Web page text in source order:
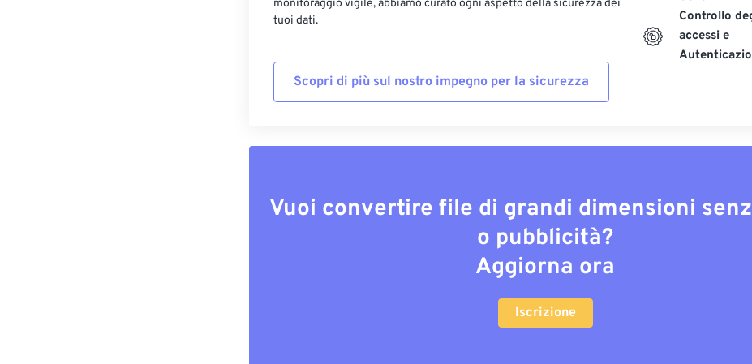
monitoraggio vigile, abbiamo curato ogni aspetto della sicurezza dei
tuoi dati.
Scopri di più sul nostro impegno per la sicurezza
Controllo
accessi e
Vuoi convertire file di grandi dimensioni
o pubblicità?
Aggiorna ora
Iscrizione